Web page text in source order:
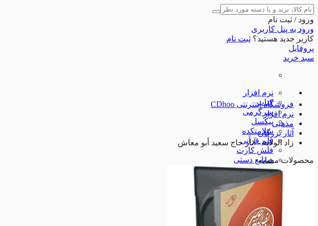
ورود / ثبت نام
ورود به پنل کاربری
کاربر جدید هستید؟ ثبت نام
پروفایل
سبد خرید
نرم افزار
کتاب
سرگرمی
پیکسل
سلامتکده
قلم قرآنی
فلش کارت
صنایع دستی
نوشت افزار
لوازم جانبی
شگفت انگیزها
مذهبی مذهبی
فروشگاه اینترنتی CDhoo
نرم افزار
مذهبی
آثار بزرگان
زاد الولایه - آثار حاج سعید أبو معاش
محصولات مشابه